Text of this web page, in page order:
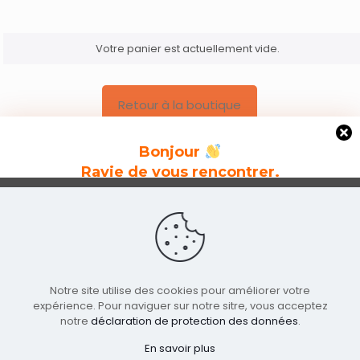
Votre panier est actuellement vide.
Retour à la boutique
Bonjour
Ravie de vous rencontrer.
collections et notre actualité.
Conditions générales de vente
confidentialité|Contact
© 2019-2026 - ANNIKÊ
Notre site utilise des cookies pour améliorer votre
expérience. Pour naviguer sur notre sitre, vous acceptez
notre déclaration de protection des données.
En savoir plus